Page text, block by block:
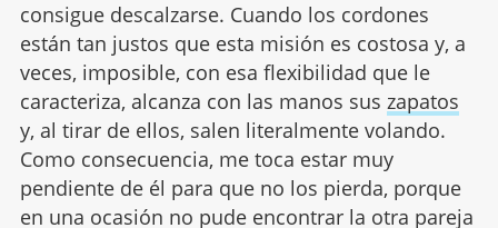
consigue descalzarse. Cuando los cordones
están tan justos que esta misión es costosa y, a
veces, imposible, con esa flexibilidad que le
caracteriza, alcanza con las manos sus zapatos
y, al tirar de ellos, salen literalmente volando.
Como consecuencia, me toca estar muy
pendiente de él para que no los pierda, porque
en una ocasión no pude encontrar la otra pareja